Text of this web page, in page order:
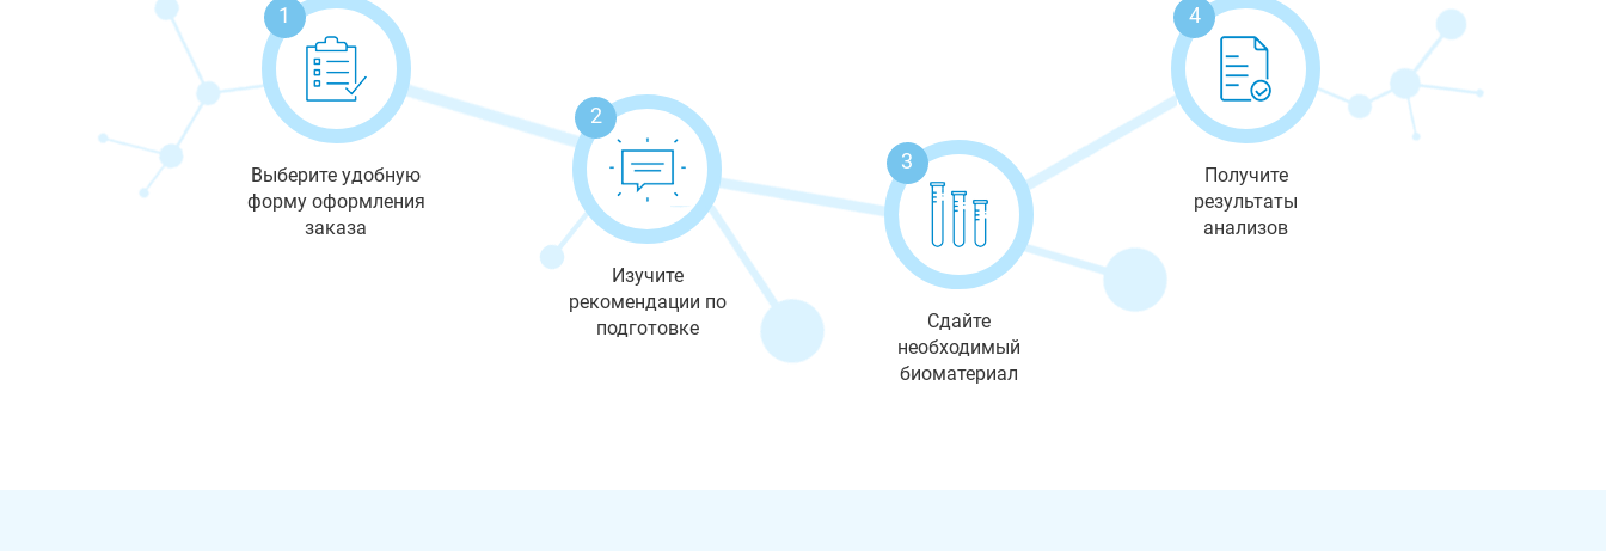
1
Выберите удобную
форму оформления
заказа
2
Изучите
рекомендации по
подготовке
3
Сдайте
необходимый
биоматериал
4
Получите
результаты
анализов